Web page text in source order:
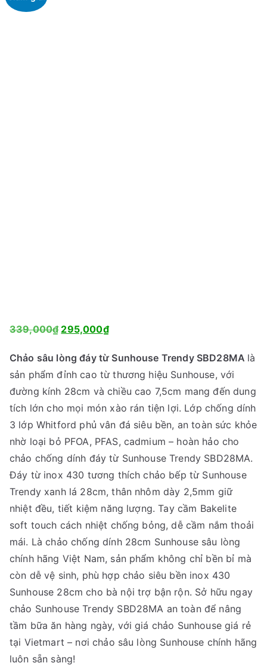
339,000₫ G
á
g
ố
c
l
à
:
3
3
9
,
0
0
0
₫
.
295,000₫G
á
h
i
ệ
n
t
ạ
i
à
:
2
9
5
,
0
0
0
Chảo sâu lòng đáy từ Sunhouse Trendy SBD28MA là
sản phẩm đỉnh cao từ thương hiệu Sunhouse, với
đường kính 28cm và chiều cao 7,5cm mang đến dung
tích lớn cho mọi món xào rán tiện lợi. Lớp chống dính
3 lớp Whitford phủ vân đá siêu bền, an toàn sức khỏe
nhờ loại bỏ PFOA, PFAS, cadmium – hoàn hảo cho
chảo chống dính đáy từ Sunhouse Trendy SBD28MA.
Đáy từ inox 430 tương thích chảo bếp từ Sunhouse
Trendy xanh lá 28cm, thân nhôm dày 2,5mm giữ
nhiệt đều, tiết kiệm năng lượng. Tay cầm Bakelite
soft touch cách nhiệt chống bỏng, dễ cầm nắm thoải
mái. Là chảo chống dính 28cm Sunhouse sâu lòng
chính hãng Việt Nam, sản phẩm không chỉ bền bỉ mà
còn dễ vệ sinh, phù hợp chảo siêu bền inox 430
Sunhouse 28cm cho bà nội trợ bận rộn. Sở hữu ngay
chảo Sunhouse Trendy SBD28MA an toàn để nâng
tầm bữa ăn hàng ngày, với giá chảo Sunhouse giá rẻ
tại Vietmart – nơi chảo sâu lòng Sunhouse chính hãng
luôn sẵn sàng!